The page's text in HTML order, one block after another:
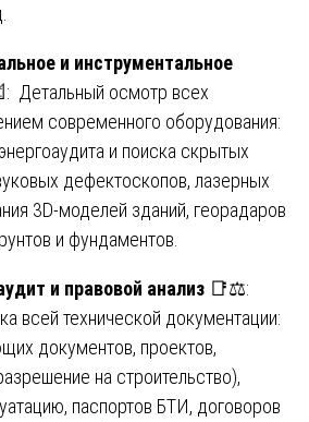
и инструментальное
Детальный осмотр всех
современного оборудования:
и поиска скрытых
дефектоскопов, лазерных
3D-моделей зданий, георадаров
и фундаментов.
и правовой анализ 📑⚖️:
всей технической документации:
документов, проектов,
на строительство),
паспортов БТИ, договоров